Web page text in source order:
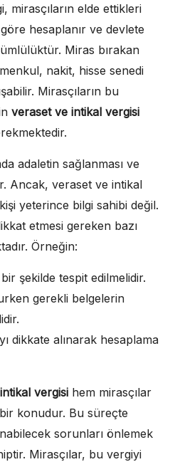
mirasçıların elde ettikleri
hesaplanır ve devlete
Miras bırakan
nakit, hisse senedi
Mirasçıların bu
veraset ve intikal vergisi
adaletin sağlanması ve
Ancak, veraset ve intikal
yeterince bilgi sahibi değil.
etmesi gereken bazı
Örneğin:
şekilde tespit edilmelidir.
gerekli belgelerin
dikkate alınarak hesaplama
vergisi hem mirasçılar
konudur. Bu süreçte
sorunları önlemek
Mirasçılar, bu vergiyi